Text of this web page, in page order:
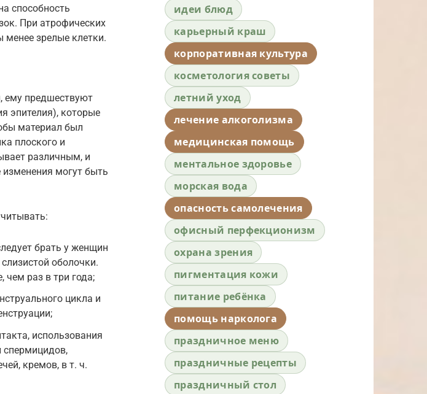
способность
При атрофических
менее зрелые клетки.
ему предшествуют
эпителия), которые
материал был
плоского и
различным, и
изменения могут быть
брать у женщин
оболочки.
чем раз в три года;
цикла и
использования
спермицидов,
кремов, в т. ч.
идеи блюд
карьерный краш
корпоративная культура
косметология советы
летний уход
лечение алкоголизма
медицинская помощь
ментальное здоровье
морская вода
опасность самолечения
офисный перфекционизм
охрана зрения
пигментация кожи
питание ребёнка
помощь нарколога
праздничное меню
праздничные рецепты
праздничный стол